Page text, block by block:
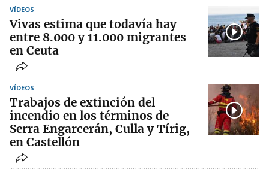
VÍDEOS
Vivas estima que todavía hay
entre 8.000 y 11.000 migrantes
en Ceuta
VÍDEOS
Trabajos de extinción del
incendio en los términos de
Serra Engarcerán, Culla y Tírig,
en Castellón